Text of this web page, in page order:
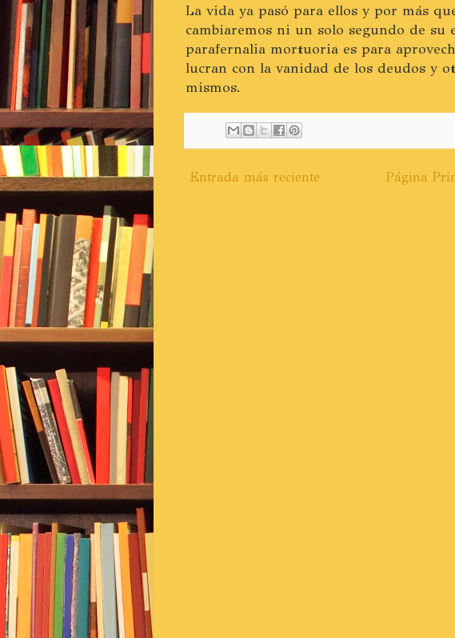
La vida ya pasó para ellos y por más
cambiaremos ni un solo segundo de su
parafernalia mortuoria es para
lucran con la vanidad de los deudos y
mismos.
Entrada más reciente Página